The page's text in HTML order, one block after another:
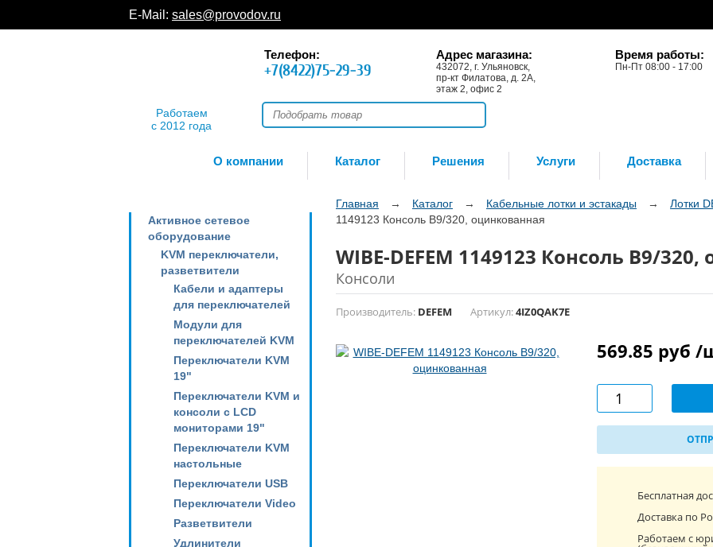
E-Mail: sales@provodov.ru
Работаем
с 2012 года
Телефон:
+7(8422)75-29-39
Адрес магазина:
432072, г. Ульяновск,
пр-кт Филатова, д. 2А,
этаж 2, офис 2
Время работы:
Пн-Пт 08:00 - 17:00
О компании Каталог Решения Услуги Доставка
Активное сетевое
оборудование
KVM переключатели,
разветвители
Кабели и адаптеры
для переключателей
Модули для
переключателей KVM
Переключатели KVM
19"
Переключатели KVM и
консоли с LCD
мониторами 19"
Переключатели KVM
настольные
Переключатели USB
Переключатели Video
Разветвители
Удлинители
Главная → Каталог → Кабельные лотки и эстакады → Лотки
1149123 Консоль B9/320, оцинкованная
WIBE-DEFEM 1149123 Консоль B9/
Консоли
Производитель: DEFEM Артикул:4IZ0QAK7E
569.85 руб /
Бесплатная
Доставка по
Работаем с